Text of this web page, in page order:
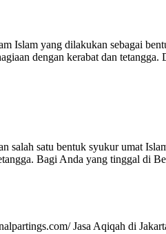
Islam yang dilakukan sebagai
dengan kerabat dan
satu bentuk syukur umat
Bagi Anda yang tinggal di
Jasa Aqiqah di